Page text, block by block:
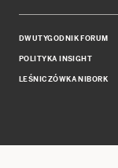
DWUTYGODNIK FORUM
POLITYKA INSIGHT
LEŚNICZÓWKA NIBORK